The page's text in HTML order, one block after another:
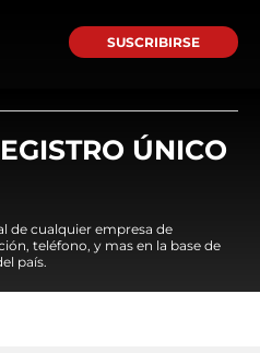
SUSCRIBIRSE
ÚNICO
de cualquier empresa de
teléfono, y mas en la base de
país.